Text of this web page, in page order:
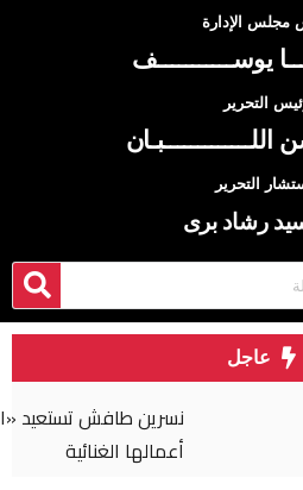
مجلس الإدارة
يوســـــــــــف
التحرير
التحرير
رشاد برى
عاجل
من كواليس أحدث